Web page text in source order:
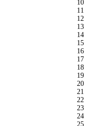
10
11
12
13
14
15
16
17
18
19
20
21
22
23
24
25